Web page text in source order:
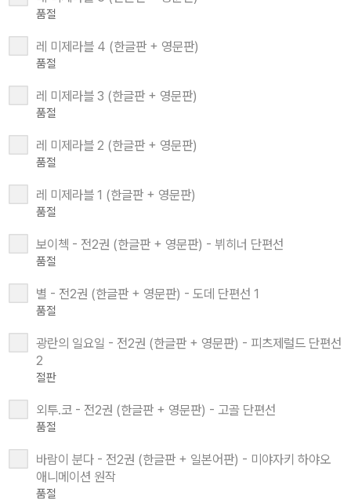
품절
레 미제라블 4 (한글판 + 영문판)
품절
레 미제라블 3 (한글판 + 영문판)
품절
레 미제라블 2 (한글판 + 영문판)
품절
레 미제라블 1 (한글판 + 영문판)
품절
보이첵 - 전2권 (한글판 + 영문판) - 뷔히너 단편선
품절
별 - 전2권 (한글판 + 영문판) - 도데 단편선 1
품절
광란의 일요일 - 전2권 (한글판 + 영문판) - 피츠제럴드 단편선
2
절판
외투.코 - 전2권 (한글판 + 영문판) - 고골 단편선
품절
바람이 분다 - 전2권 (한글판 + 일본어판) - 미야자키 하야오
애니메이션 원작
품절